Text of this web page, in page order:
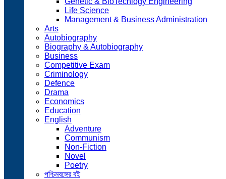
Life Science
Management & Business Administration
Arts
Autobiography
Biography & Autobiography
Business
Competitive Exam
Criminology
Defence
Drama
Economics
Education
English
Adventure
Communism
Non-Fiction
Novel
Poetry
পশ্চিমবঙ্গের বই